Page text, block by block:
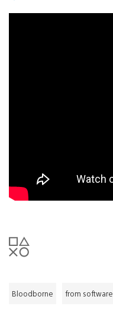
Bloodborne from software